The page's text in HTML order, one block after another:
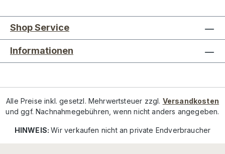
Shop Service
Informationen
Alle Preise inkl. gesetzl. Mehrwertsteuer zzgl. Versandkosten
und ggf. Nachnahmegebühren, wenn nicht anders angegeben.
HINWEIS:Wir verkaufen nicht an private Endverbraucher